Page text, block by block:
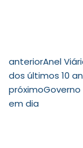
anteriorAnel
dos últimos 10
próximo
em dia